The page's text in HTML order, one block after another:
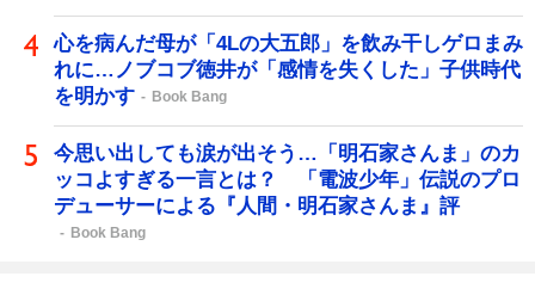
心を病んだ母が「4Lの大五郎」を飲み干しゲロまみ
れに…ノブコブ徳井が「感情を失くした」子供時代
を明かす
Book Bang
今思い出しても涙が出そう…「明石家さんま」のカ
ッコよすぎる一言とは？ 「電波少年」伝説のプロ
デューサーによる『人間・明石家さんま』評
Book Bang